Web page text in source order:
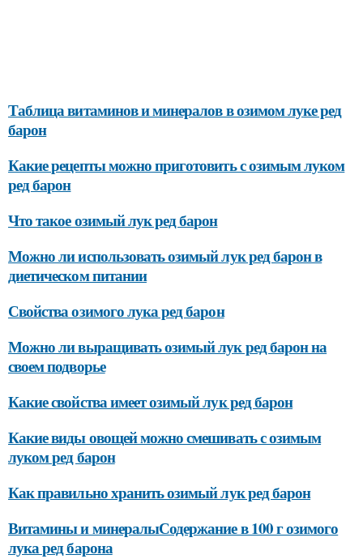
Таблица витаминов и минералов в озимом луке ред
барон
Какие рецепты можно приготовить с озимым луком
ред барон
Что такое озимый лук ред барон
Можно ли использовать озимый лук ред барон в
диетическом питании
Свойства озимого лука ред барон
Можно ли выращивать озимый лук ред барон на
своем подворье
Какие свойства имеет озимый лук ред барон
Какие виды овощей можно смешивать с озимым
луком ред барон
Как правильно хранить озимый лук ред барон
Витамины и минералыСодержание в 100 г озимого
лука ред барона